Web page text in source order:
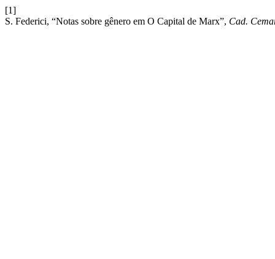
[1]
S. Federici, “Notas sobre gênero em O Capital de Marx”, Cad.